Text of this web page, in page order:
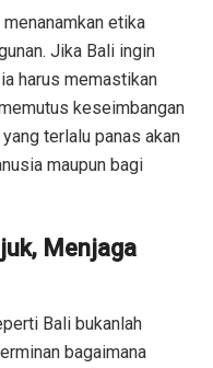
etika
Jika Bali ingin
harus memastikan
keseimbangan
terlalu panas akan
maupun bagi
Menjaga
Bali bukanlah
bagaimana